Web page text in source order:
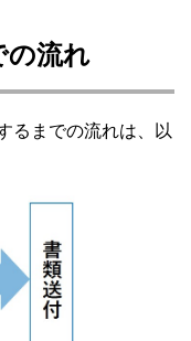
の流れ
るまでの流れは、以